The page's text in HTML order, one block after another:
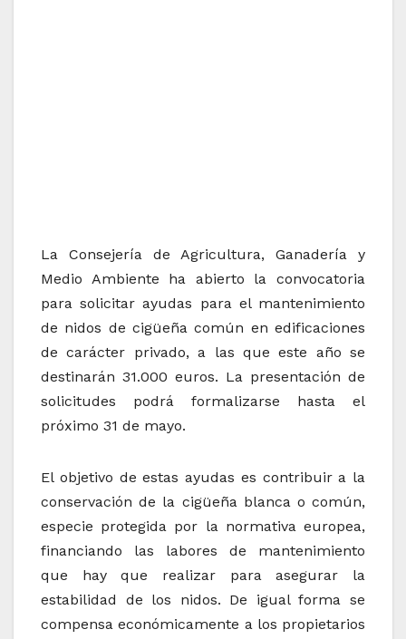
La Consejería de Agricultura, Ganadería y
Medio Ambiente ha abierto la convocatoria
para solicitar ayudas para el mantenimiento
de nidos de cigüeña común en edificaciones
de carácter privado, a las que este año se
destinarán 31.000 euros. La presentación de
solicitudes podrá formalizarse hasta el
próximo 31 de mayo.
El objetivo de estas ayudas es contribuir a la
conservación de la cigüeña blanca o común,
especie protegida por la normativa europea,
financiando las labores de mantenimiento
que hay que realizar para asegurar la
estabilidad de los nidos. De igual forma se
compensa económicamente a los propietarios